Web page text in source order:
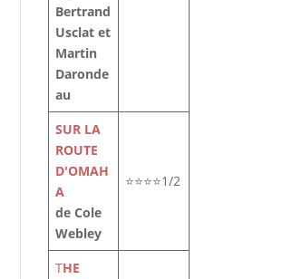
Bertrand
Usclat et
Martin
Daronde
au
SUR LA
ROUTE
D'OMAH
A
de Cole
Webley
⭐⭐⭐⭐1/2
THE